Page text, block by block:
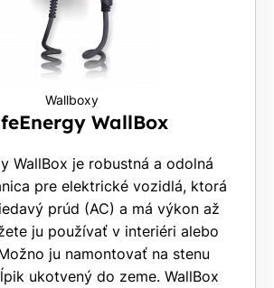
Wallboxy
WallBox
WallBox je robustná a odolná
pre elektrické vozidlá, ktorá
prúd (AC) a má výkon až
ju používať v interiéri alebo
ju namontovať na stenu
ukotvený do zeme. WallBox